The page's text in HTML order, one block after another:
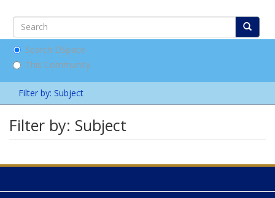
Search DSpace
This Community
Filter by: Subject
Filter by: Subject